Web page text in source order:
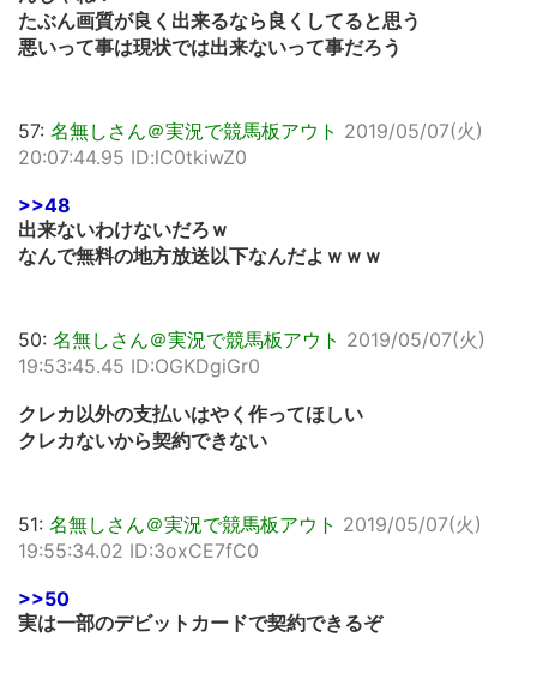
たぶん画質が良く出来るなら良くしてると思う
悪いって事は現状では出来ないって事だろう
57: 名無しさん＠実況で競馬板アウト 2019/05/07(火)
20:07:44.95 ID:lC0tkiwZ0
>>48
出来ないわけないだろｗ
なんで無料の地方放送以下なんだよｗｗｗ
50: 名無しさん＠実況で競馬板アウト 2019/05/07(火)
19:53:45.45 ID:OGKDgiGr0
クレカ以外の支払いはやく作ってほしい
クレカないから契約できない
51: 名無しさん＠実況で競馬板アウト 2019/05/07(火)
19:55:34.02 ID:3oxCE7fC0
>>50
実は一部のデビットカードで契約できるぞ